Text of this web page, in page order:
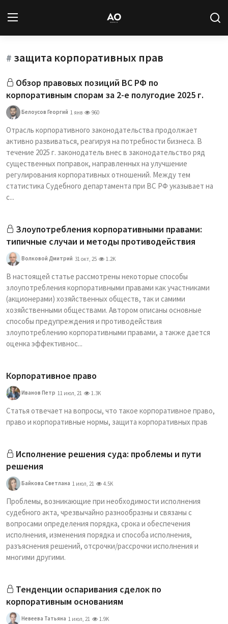
Вход Регистрация
Новости
Статьи
Авторы
Архив
База знаний
# защита корпоративных прав
Обзор правовых позиций ВС РФ по
корпоративным спорам за 2-е полугодие 2025 г.
Белоусов Георгий 1 янв 960
Отрасль корпоративного законодательства продолжает
активно развиваться, реагируя на потребности бизнеса. В
течение 2025 г. законодатель внес в законодательство ряд
существенных поправок, направленных на улучшение
регулирования корпоративных отношений. Между тем
статистика Судебного департамента при ВС РФ указывает на
с...
Злоупотребления корпоративными правами:
типичные случаи и методы противодействия
Волковой Дмитрий 31 окт, 25 1.2K
В настоящей статье рассмотрены некоторые способы
злоупотребления корпоративными правами как участниками
(акционерами) хозяйственных обществ, так и самими
хозяйственными обществами. Автором описаны основные
способы предупреждения и противодействия
злоупотреблению корпоративными правами, а также дается
оценка эффективнос...
Корпоративное право
Иванов Петр 11 июл, 21 1.3K
Статья отвечает на вопросы, что такое корпоративное право,
право и корпоративные нормы, защита корпоративных прав
Исполнение решения суда: проблемы и пути
решения
Байкова Светлана 1 июл, 21 4.5K
Проблемы, возникающие при необходимости исполнения
судебного акта, чрезвычайно разнообразны и связаны с
вопросами определения порядка, срока и обеспечения
исполнения, изменения порядка и способа исполнения,
разъяснения решений, отсрочки/рассрочки исполнения и
многими другими.
Тенденции оспаривания сделок по
корпоративным основаниям
Невеева Татьяна 1 июл, 21 1.9K